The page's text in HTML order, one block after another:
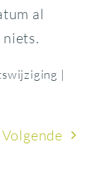
al
|
Volgende